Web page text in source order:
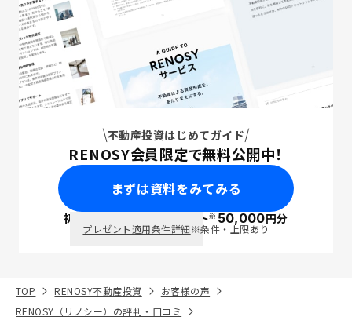
不動産投資はじめてガイド
RENOSY会員限定で無料公開中！
まずは資料をみてみる
初回面談で ポイント※50,000円分
プレゼント適用条件詳細※条件・上限あり
TOP RENOSY不動産投資
お客様の声
RENOSY（リノシー）の評判・口コミ